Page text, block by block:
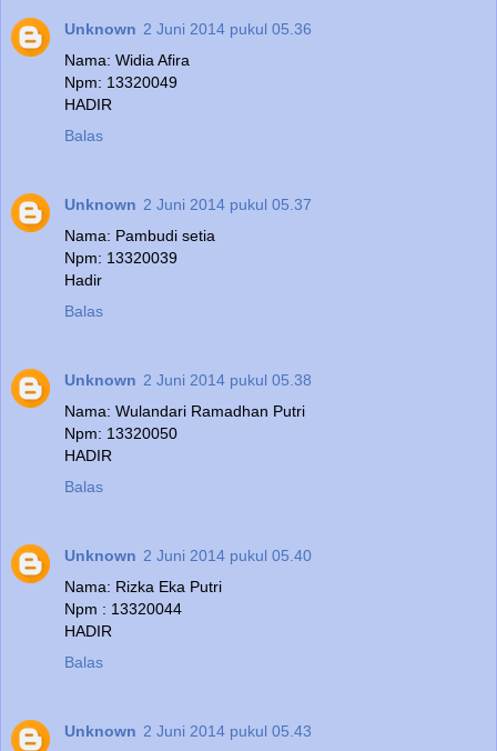
Unknown 2 Juni 2014 pukul 05.36
Nama: Widia Afira
Npm: 13320049
HADIR
Balas
Unknown 2 Juni 2014 pukul 05.37
Nama: Pambudi setia
Npm: 13320039
Hadir
Balas
Unknown 2 Juni 2014 pukul 05.38
Nama: Wulandari Ramadhan Putri
Npm: 13320050
HADIR
Balas
Unknown 2 Juni 2014 pukul 05.40
Nama: Rizka Eka Putri
Npm : 13320044
HADIR
Balas
Unknown 2 Juni 2014 pukul 05.43